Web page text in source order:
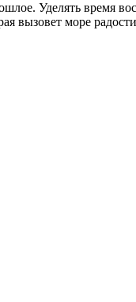
Уделять время
вызовет море